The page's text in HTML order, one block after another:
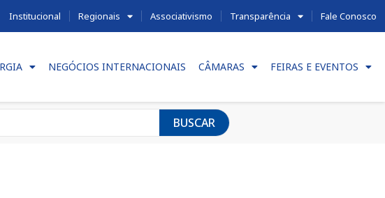
Institucional Regionais Associativismo Transparência Fale Conosco
NEGÓCIOS INTERNACIONAIS CÂMARAS FEIRAS E EVENTOS
BUSCAR